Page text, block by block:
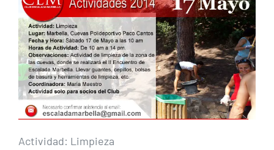
Actividad: Limpieza